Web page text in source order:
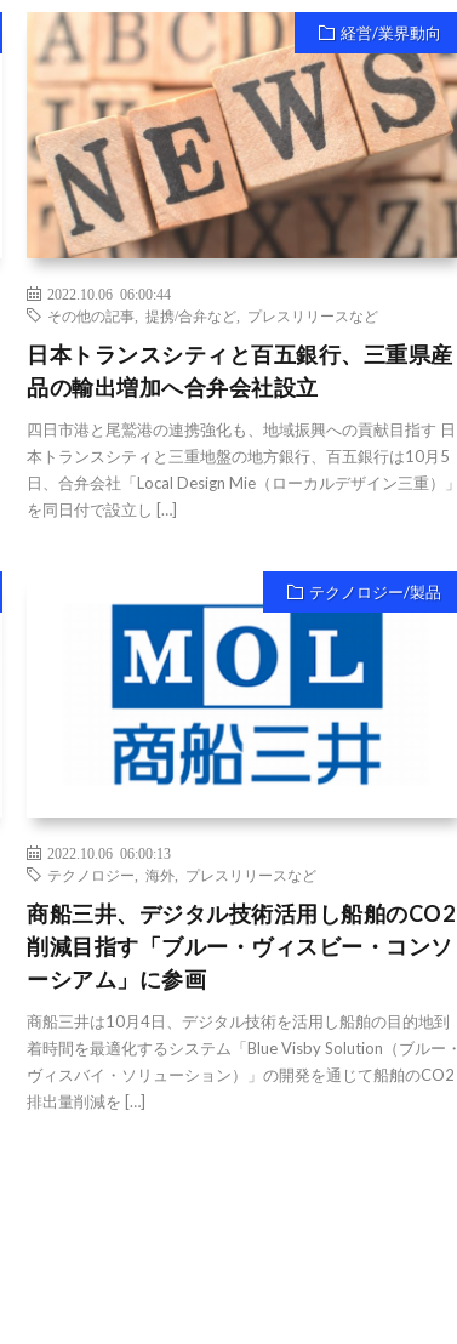
経営/業界動向
2022.10.06 06:00:44
その他の記事 ,提携/合弁など プレスリリースなど
日本トランスシティと百五銀行、三重県産
品の輸出増加へ合弁会社設立
四日市港と尾鷲港の連携強化も、地域振興への貢献目指す 日
本トランスシティと三重地盤の地方銀行、百五銀行は10月5
日、合弁会社「Local Design Mie（ローカルデザイン三重）」
を同日付で設立し […]
テクノロジー/製品
2022.10.06 06:00:13
テクノロジー
,海外 プレスリリースなど
商船三井、デジタル技術活用し船舶のCO2
削減目指す「ブルー・ヴィスビー・コンソ
ーシアム」に参画
商船三井は10月4日、デジタル技術を活用し船舶の目的地到
着時間を最適化するシステム「Blue Visby Solution（ブルー・
ヴィスバイ・ソリューション）」の開発を通じて船舶のCO2
排出量削減を […]